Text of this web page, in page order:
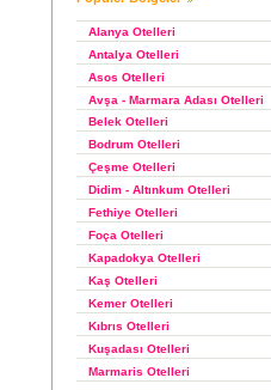
Alanya Otelleri
Antalya Otelleri
Asos Otelleri
Avşa - Marmara Adası Otelleri
Belek Otelleri
Bodrum Otelleri
Çeşme Otelleri
Didim - Altınkum Otelleri
Fethiye Otelleri
Foça Otelleri
Kapadokya Otelleri
Kaş Otelleri
Kemer Otelleri
Kıbrıs Otelleri
Kuşadası Otelleri
Marmaris Otelleri